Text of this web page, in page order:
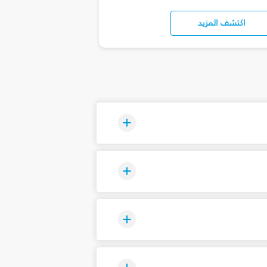
اكتشف المزيد